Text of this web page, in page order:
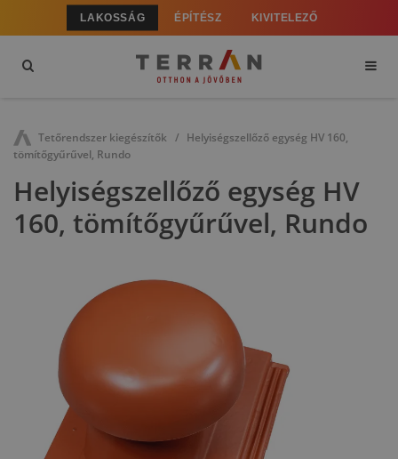
LAKOSSÁG ÉPÍTÉSZ KIVITELEZŐ
Tetőrendszer kiegészítők
Helyiségszellőző egység HV 160,
tömítőgyűrűvel, Rundo
Helyiségszellőző egység HV
160, tömítőgyűrűvel, Rundo